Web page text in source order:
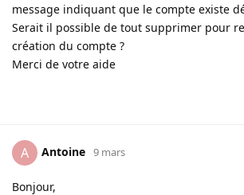
message indiquant que le compte existe
Serait il possible de tout supprimer pour
création du compte ?
Merci de votre aide
A Antoine 9 mars
Bonjour,